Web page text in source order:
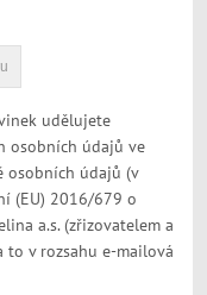
udělujete
osobních údajů ve
osobních údajů (v
(EU) 2016/679 o
a.s. (zřizovatelem a
to v rozsahu e-mailová